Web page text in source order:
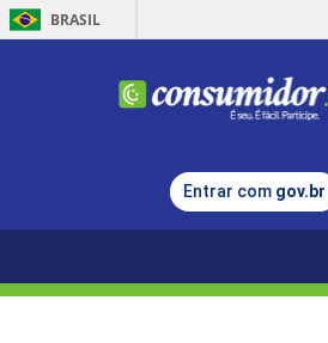
BRASIL
Entrar com gov.br